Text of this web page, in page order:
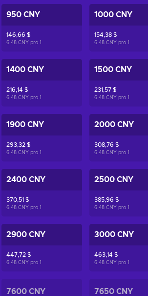
950 CNY
146,66 $
6.48 CNY pro1
1000 CNY
154,38 $
6.48 CNY pro1
1400 CNY
216,14 $
6.48 CNY pro1
1500 CNY
231,57 $
6.48 CNY pro1
1900 CNY
293,32 $
6.48 CNY pro1
2000 CNY
308,76 $
6.48 CNY pro1
2400 CNY
370,51 $
6.48 CNY pro1
2500 CNY
385,96 $
6.48 CNY pro1
2900 CNY
447,72 $
6.48 CNY pro1
3000 CNY
463,14 $
6.48 CNY pro1
7600 CNY 7650 CNY